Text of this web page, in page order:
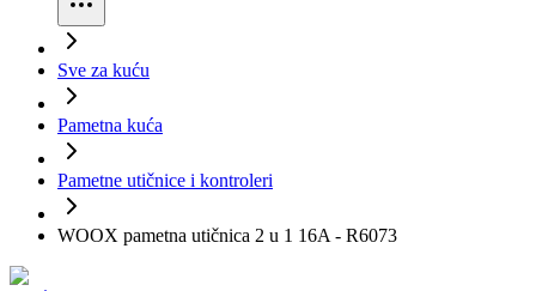
Sve za kuću
Pametna kuća
Pametne utičnice i kontroleri
WOOX pametna utičnica 2 u 1 16A - R6073